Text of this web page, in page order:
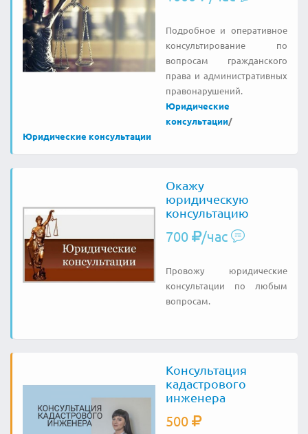
Подробное и оперативное
консультирование по
вопросам гражданского
права и административных
правонарушений.
Юридические
консультации/
Юридические консультации
Окажу
юридическую
консультацию
700 /час
Провожу юридические
консультации по любым
вопросам.
Консультация
кадастрового
инженера
500